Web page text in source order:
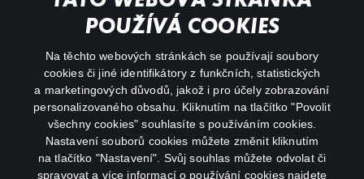
POUŽÍVÁ COOKIES
Na těchto webových stránkách se používají soubory
cookies či jiné identifikátory z funkčních, statistických
a marketingových důvodů, jakož i pro účely zobrazování
personalizovaného obsahu. Kliknutím na tlačítko "Povolit
všechny cookies" souhlasíte s používáním cookies.
Nastavení souborů cookies můžete změnit kliknutím
na tlačítko "Nastavení". Svůj souhlas můžete odvolat či
spravovat a více informací o používání cookies najdete
facebookinstagram
youtube